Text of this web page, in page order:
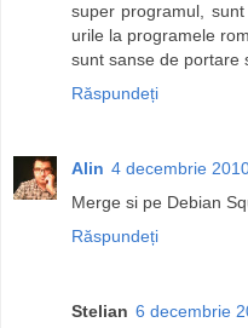
super programul,
urile la programele
sunt sanse de portare
Răspundeți
Alin 4 decembrie
Merge si pe Debian
Răspundeți
Stelian 6 decembrie